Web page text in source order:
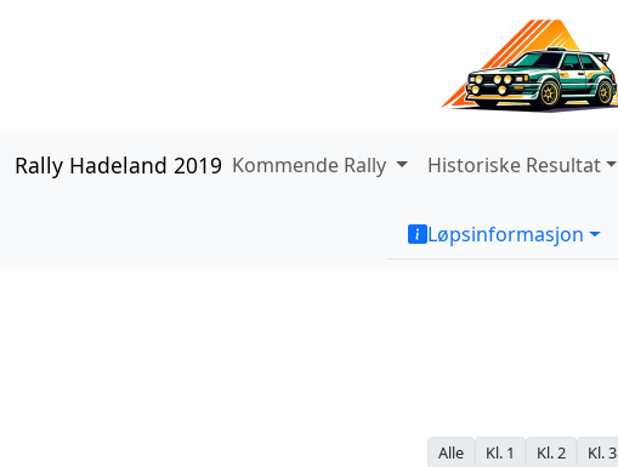
Rally Hadeland 2019 Kommende Rally Historiske Resultat
Løpsinformasjon
Alle Kl. 1 Kl. 2 Kl. 3